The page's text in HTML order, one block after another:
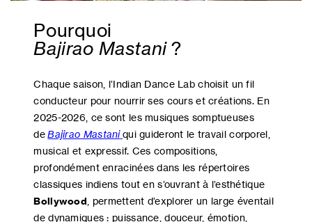
Pourquoi
Bajirao Mastani?
Chaque saison, l’Indian Dance Lab choisit un fil
conducteur pour nourrir ses cours et créations. En
2025-2026, ce sont les musiques somptueuses
deBajirao Mastaniqui guideront le travail corporel,
musical et expressif. Ces compositions,
profondément enracinées dans les répertoires
classiques indiens tout en s’ouvrant à l’esthétique
Bollywood , permettent d’explorer un large éventail
de dynamiques : puissance, douceur, émotion,